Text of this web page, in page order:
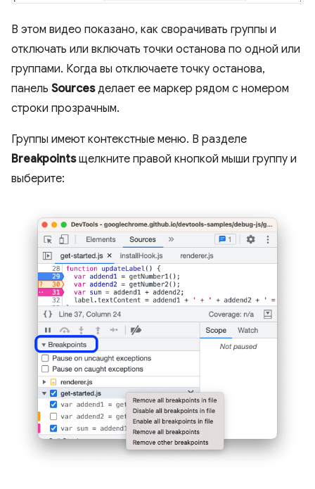
В этом видео показано, как сворачивать группы и
отключать или включать точки останова по одной или
группами. Когда вы отключаете точку останова,
панель Sourcesделает ее маркер рядом с номером
строки прозрачным.
Группы имеют контекстные меню. В разделе
Breakpointsщелкните правой кнопкой мыши группу и
выберите: